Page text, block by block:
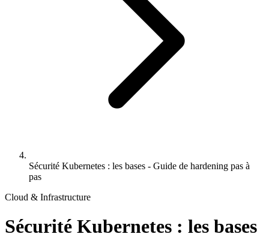
Sécurité Kubernetes : les bases - Guide de hardening pas à
pas
Cloud & Infrastructure
Sécurité Kubernetes : les bases